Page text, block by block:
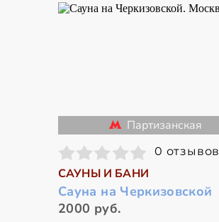
Партизанская
0 отзывов
САУНЫ И БАНИ
Сауна на Черкизовской
2000 руб.